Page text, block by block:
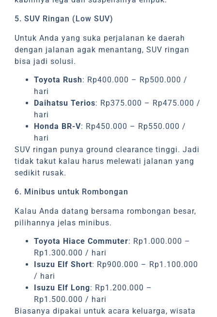
5. SUV Ringan (Low SUV)
Untuk Anda yang suka perjalanan ke daerah
dengan jalanan agak menantang, SUV ringan
bisa jadi solusi.
Toyota Rush: Rp400.000 – Rp500.000 /
hari
Daihatsu Terios: Rp375.000 – Rp475.000 /
hari
Honda BR-V: Rp450.000 – Rp550.000 /
hari
SUV ringan punya ground clearance tinggi. Jadi
tidak takut kalau harus melewati jalanan yang
sedikit rusak.
6. Minibus untuk Rombongan
Kalau Anda datang bersama rombongan besar,
pilihannya jelas minibus.
Toyota Hiace Commuter: Rp1.000.000 –
Rp1.300.000 / hari
Isuzu Elf Short: Rp900.000 – Rp1.100.000
/ hari
Isuzu Elf Long: Rp1.200.000 –
Rp1.500.000 / hari
Biasanya dipakai untuk acara keluarga, wisata